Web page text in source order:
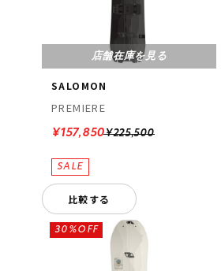
店舗在庫を見る
SALOMON
PREMIERE
¥225,500
¥157,850
比較する
30%OFF